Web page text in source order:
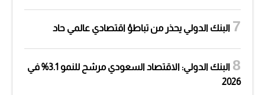
البنك الدولي يحذر من تباطؤ اقتصادي عالمي حاد
البنك الدولي: الاقتصاد السعودي مرشح للنمو 3.1% في
2026